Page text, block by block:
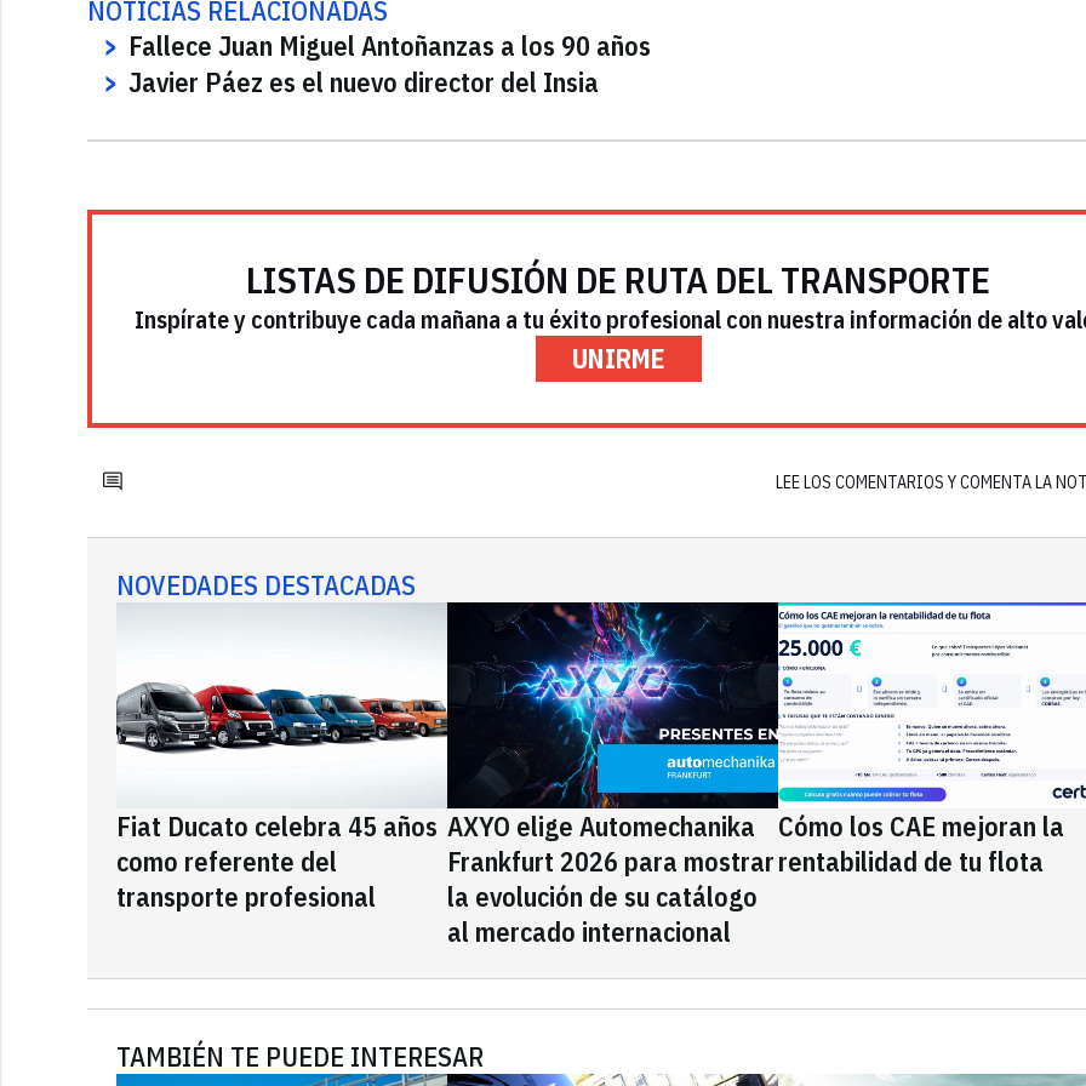
NOTICIAS RELACIONADAS
Fallece Juan Miguel Antoñanzas a los 90 años
Javier Páez es el nuevo director del Insia
LISTAS DE DIFUSIÓN DE RUTA DEL TRANSPORTE
Inspírate y contribuye cada mañana a tu éxito profesional con nuestra información de alto
UNIRME
LEE LOS COMENTARIOS Y COMENTA LA
NOVEDADES DESTACADAS
Fiat Ducato celebra 45 años
como referente del
transporte profesional
AXYO elige Automechanika
Frankfurt 2026 para mostrar
la evolución de su catálogo
al mercado internacional
Cómo los CAE mejoran la
rentabilidad de tu flota
TAMBIÉN TE PUEDE INTERESAR